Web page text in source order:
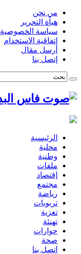
من نحن
هيأة التحرير
سياسة الخصوصية
اتفاقية الاستخدام
أرسل مقال
إتصل بنا
الرئيسية
محلية
وطنية
ملفات
إقتصاد
مجتمع
رياضة
تربويات
تعزية
تهنئة
حوارات
صحة
اتصل بنا